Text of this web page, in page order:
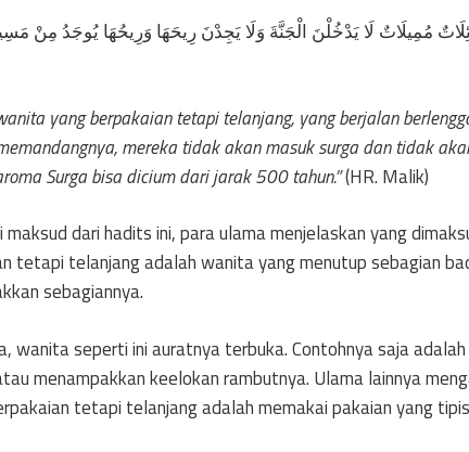
مُمِيلَاتٌ لَا يَدْخُلْنَ الْجَنَّةَ وَلَا يَجِدْنَ رِيحَهَا وَرِيحُهَا يُوجَدُ مِنْ
yang berpakaian tetapi telanjang, yang berjalan
mereka tidak akan masuk surga dan tidak
Surga bisa dicium dari jarak 500 tahun.”(HR. Malik)
maksud dari hadits ini, para ulama menjelaskan yang
tetapi telanjang adalah wanita yang menutup sebagian
sebagiannya.
wanita seperti ini auratnya terbuka. Contohnya saja
menampakkan keelokan rambutnya. Ulama lainnya
tetapi telanjang adalah memakai pakaian yang